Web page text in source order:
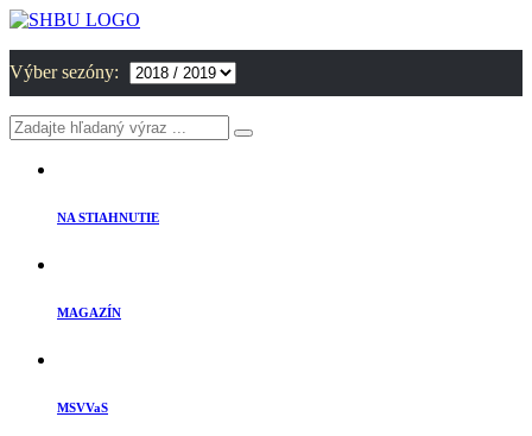
Výber sezóny:
NA STIAHNUTIE
MAGAZÍN
MSVVaS